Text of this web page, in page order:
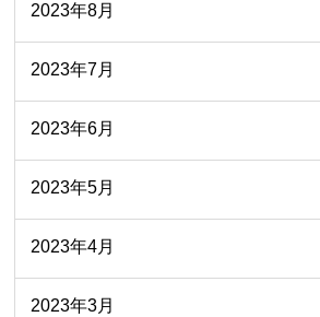
2023年8月
2023年7月
2023年6月
2023年5月
2023年4月
2023年3月